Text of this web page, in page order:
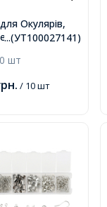
...(УТ100027141)
Окулярів,
Фурнітура з
20.5х6мм,
шт
/ 10 шт